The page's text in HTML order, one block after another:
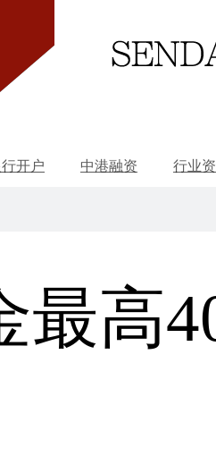
开户 中港融资
行业
最高